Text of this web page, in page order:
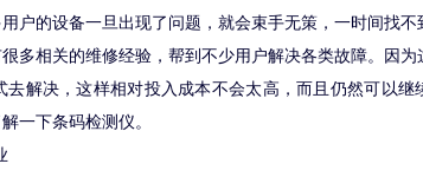
户的设备一旦出现了问题，就会束手无策，一时间找
多相关的维修经验，帮到不少用户解决各类故障。因为
解决，这样相对投入成本不会太高，而且仍然可以继
一下条码检测仪。